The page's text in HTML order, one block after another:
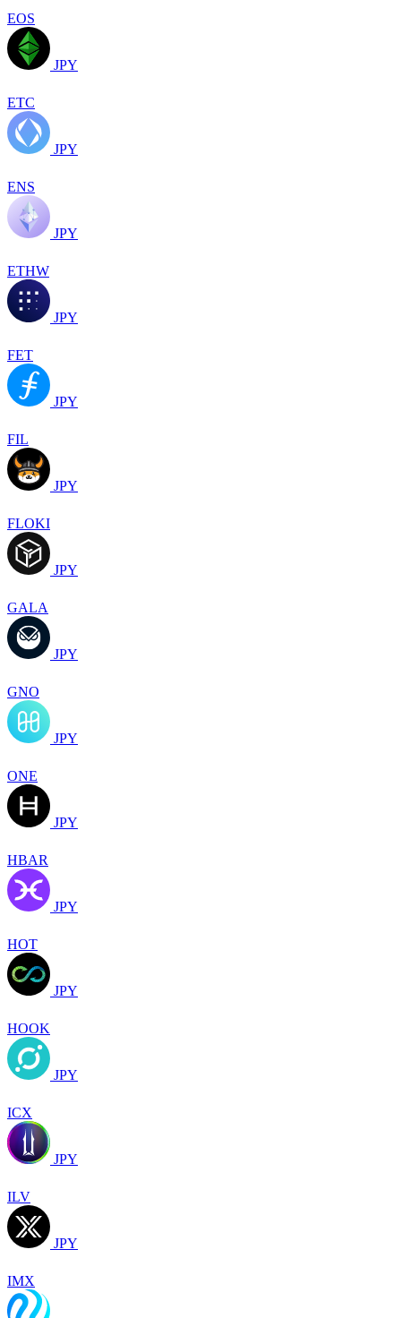
EOS
JPY
ETC
JPY
ENS
JPY
ETHW
JPY
FET
JPY
FIL
JPY
FLOKI
JPY
GALA
JPY
GNO
JPY
ONE
JPY
HBAR
JPY
HOT
JPY
HOOK
JPY
ICX
JPY
ILV
JPY
IMX